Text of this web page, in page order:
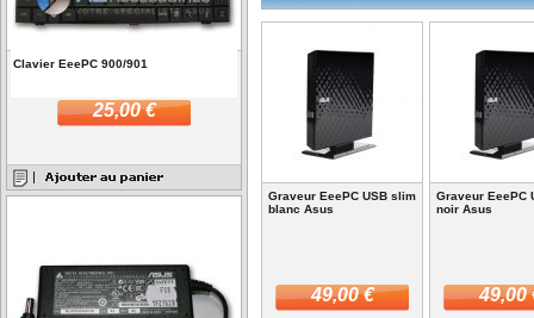
Clavier EeePC 900/901
25,00 €
Graveur EeePC USB slim
blanc Asus
49,00 €
Graveur EeePC
noir Asus
49,00